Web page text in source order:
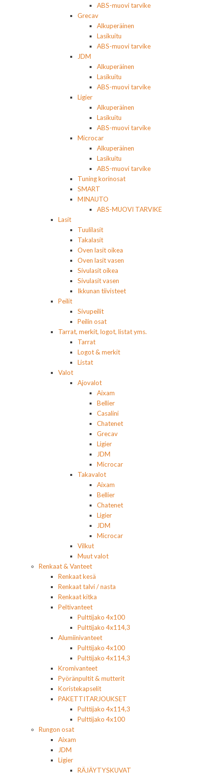
ABS-muovi tarvike
Grecav
Alkuperäinen
Lasikuitu
ABS-muovi tarvike
JDM
Alkuperäinen
Lasikuitu
ABS-muovi tarvike
Ligier
Alkuperäinen
Lasikuitu
ABS-muovi tarvike
Microcar
Alkuperäinen
Lasikuitu
ABS-muovi tarvike
Tuning korinosat
SMART
MINAUTO
ABS-MUOVI TARVIKE
Lasit
Tuulilasit
Takalasit
Oven lasit oikea
Oven lasit vasen
Sivulasit oikea
Sivulasit vasen
Ikkunan tiivisteet
Peilit
Sivupeilit
Peilin osat
Tarrat, merkit, logot, listat yms.
Tarrat
Logot & merkit
Listat
Valot
Ajovalot
Aixam
Bellier
Casalini
Chatenet
Grecav
Ligier
JDM
Microcar
Takavalot
Aixam
Bellier
Chatenet
Ligier
JDM
Microcar
Vilkut
Muut valot
Renkaat & Vanteet
Renkaat kesä
Renkaat talvi / nasta
Renkaat kitka
Peltivanteet
Pulttijako 4x100
Pulttijako 4x114,3
Alumiinivanteet
Pulttijako 4x100
Pulttijako 4x114,3
Kromivanteet
Pyöränpultit & mutterit
Koristekapselit
PAKETTITARJOUKSET
Pulttijako 4x114,3
Pulttijako 4x100
Rungon osat
Aixam
JDM
Ligier
RÄJÄYTYSKUVAT